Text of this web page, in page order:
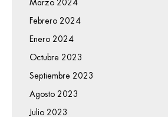
Marzo 2024
Febrero 2024
Enero 2024
Octubre 2023
Septiembre 2023
Agosto 2023
Julio 2023